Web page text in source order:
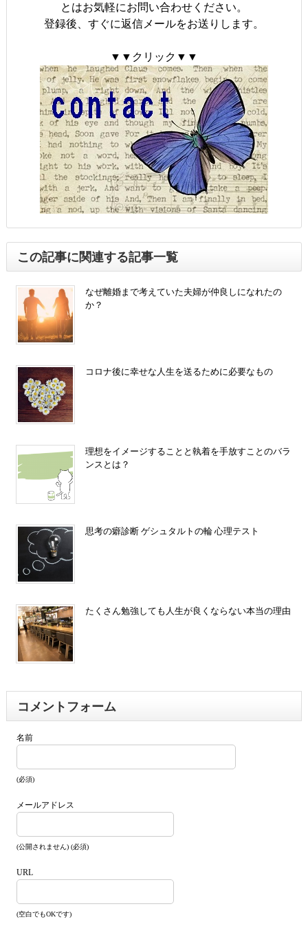
とはお気軽にお問い合わせください。
登録後、すぐに返信メールをお送りします。
▼▼クリック▼▼
この記事に関連する記事一覧
なぜ離婚まで考えていた夫婦が仲良しになれたの
か？
コロナ後に幸せな人生を送るために必要なもの
理想をイメージすることと執着を手放すことのバラ
ンスとは？
思考の癖診断 ゲシュタルトの輪 心理テスト
たくさん勉強しても人生が良くならない本当の理由
コメントフォーム
名前
(必須)
メールアドレス
(公開されません) (必須)
URL
(空白でもOKです)